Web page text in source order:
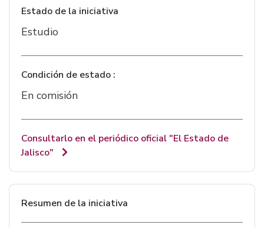
Estado de la iniciativa
Estudio
Condición de estado :
En comisión
Consultarlo en el periódico oficial "El Estado de
Jalisco"
Resumen de la iniciativa